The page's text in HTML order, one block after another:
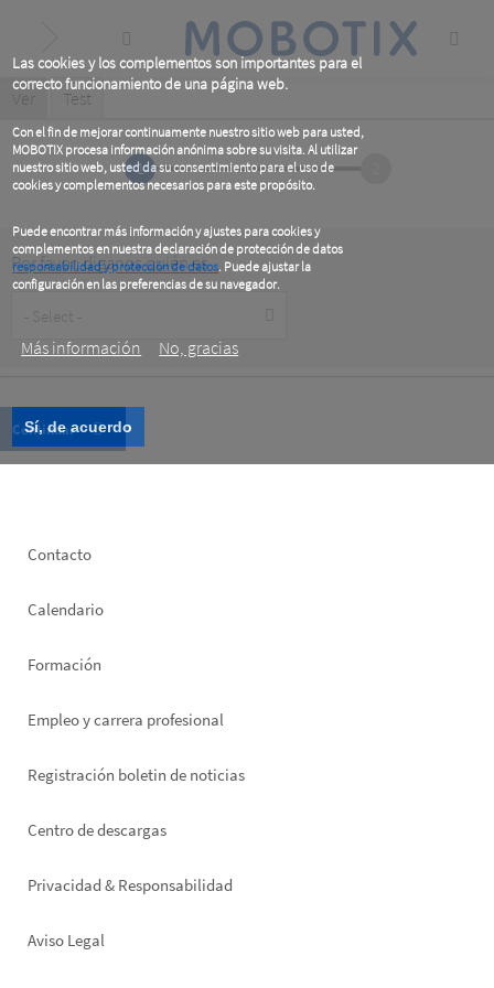
Las cookies y los complementos son importantes para el
correcto funcionamiento de una página web.
Con el fin de mejorar continuamente nuestro sitio web para usted,
MOBOTIX procesa información anónima sobre su visita. Al utilizar
nuestro sitio web, usted da su consentimiento para el uso de
cookies y complementos necesarios para este propósito.
Puede encontrar más información y ajustes para cookies y
complementos en nuestra declaración de protección de datos
responsabilidad y protección de datos. Puede ajustar la
configuración en las preferencias de su navegador.
Más información
No, gracias
Sí, de acuerdo
content
Primary
tabs
Ver (active
Test
1
Por favor, diganos quién es
Type
Footer
Contacto
Calendario
Formación
Empleo y carrera profesional
Registración boletin de noticias
Footer
Centro de descargas
Privacidad & Responsabilidad
Aviso Legal